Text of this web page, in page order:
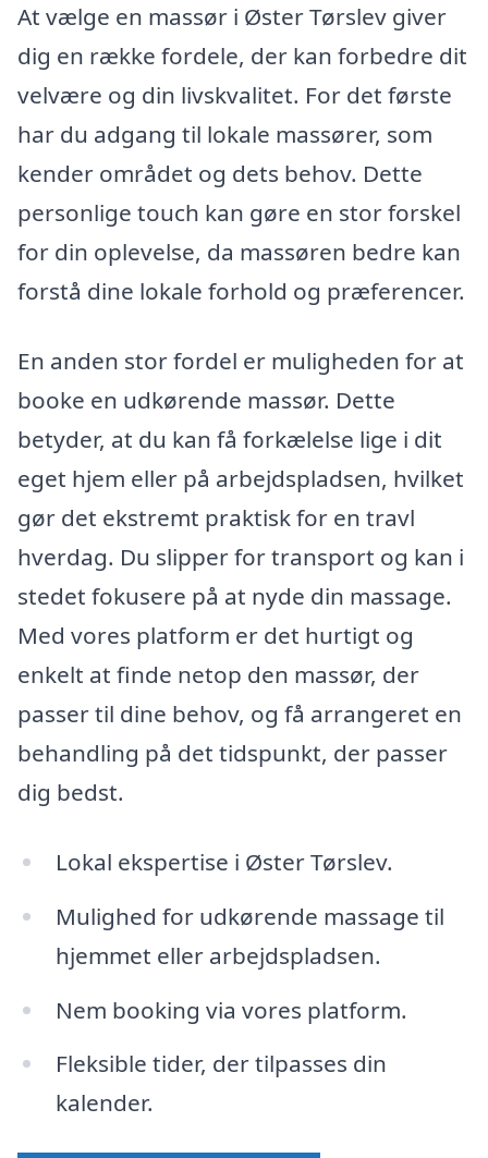
At vælge en massør i Øster Tørslev giver
dig en række fordele, der kan forbedre dit
velvære og din livskvalitet. For det første
har du adgang til lokale massører, som
kender området og dets behov. Dette
personlige touch kan gøre en stor forskel
for din oplevelse, da massøren bedre kan
forstå dine lokale forhold og præferencer.
En anden stor fordel er muligheden for at
booke en udkørende massør. Dette
betyder, at du kan få forkælelse lige i dit
eget hjem eller på arbejdspladsen, hvilket
gør det ekstremt praktisk for en travl
hverdag. Du slipper for transport og kan i
stedet fokusere på at nyde din massage.
Med vores platform er det hurtigt og
enkelt at finde netop den massør, der
passer til dine behov, og få arrangeret en
behandling på det tidspunkt, der passer
dig bedst.
Lokal ekspertise i Øster Tørslev.
Mulighed for udkørende massage til
hjemmet eller arbejdspladsen.
Nem booking via vores platform.
Fleksible tider, der tilpasses din
kalender.